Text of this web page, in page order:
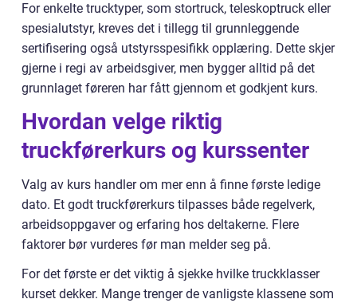
For enkelte trucktyper, som stortruck, teleskoptruck eller
spesialutstyr, kreves det i tillegg til grunnleggende
sertifisering også utstyrsspesifikk opplæring. Dette skjer
gjerne i regi av arbeidsgiver, men bygger alltid på det
grunnlaget føreren har fått gjennom et godkjent kurs.
Hvordan velge riktig
truckførerkurs og kurssenter
Valg av kurs handler om mer enn å finne første ledige
dato. Et godt truckførerkurs tilpasses både regelverk,
arbeidsoppgaver og erfaring hos deltakerne. Flere
faktorer bør vurderes før man melder seg på.
For det første er det viktig å sjekke hvilke truckklasser
kurset dekker. Mange trenger de vanligste klassene som